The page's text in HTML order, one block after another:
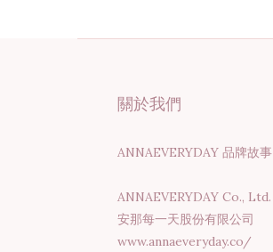
關於我們
ANNAEVERYDAY 品牌故事
ANNAEVERYDAY Co., Ltd.
安那每一天股份有限公司
www.annaeveryday.co/